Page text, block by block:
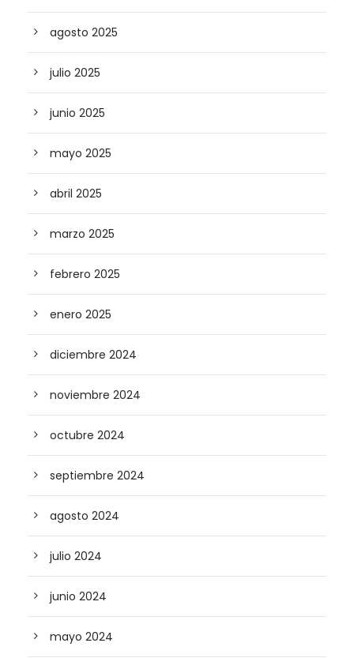
agosto 2025
julio 2025
junio 2025
mayo 2025
abril 2025
marzo 2025
febrero 2025
enero 2025
diciembre 2024
noviembre 2024
octubre 2024
septiembre 2024
agosto 2024
julio 2024
junio 2024
mayo 2024